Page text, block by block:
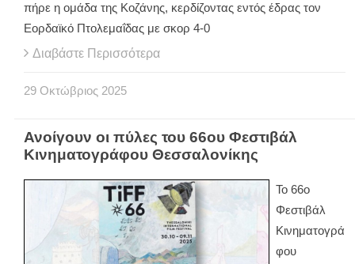
πήρε η ομάδα της Κοζάνης, κερδίζοντας εντός έδρας τον
Εορδαϊκό Πτολεμαΐδας με σκορ 4-0
Διαβάστε Περισσότερα
29 Οκτώβριος 2025
Ανοίγουν οι πύλες του 66ου Φεστιβάλ
Κινηματογράφου Θεσσαλονίκης
Το 66ο
Φεστιβάλ
Κινηματογρά
φου